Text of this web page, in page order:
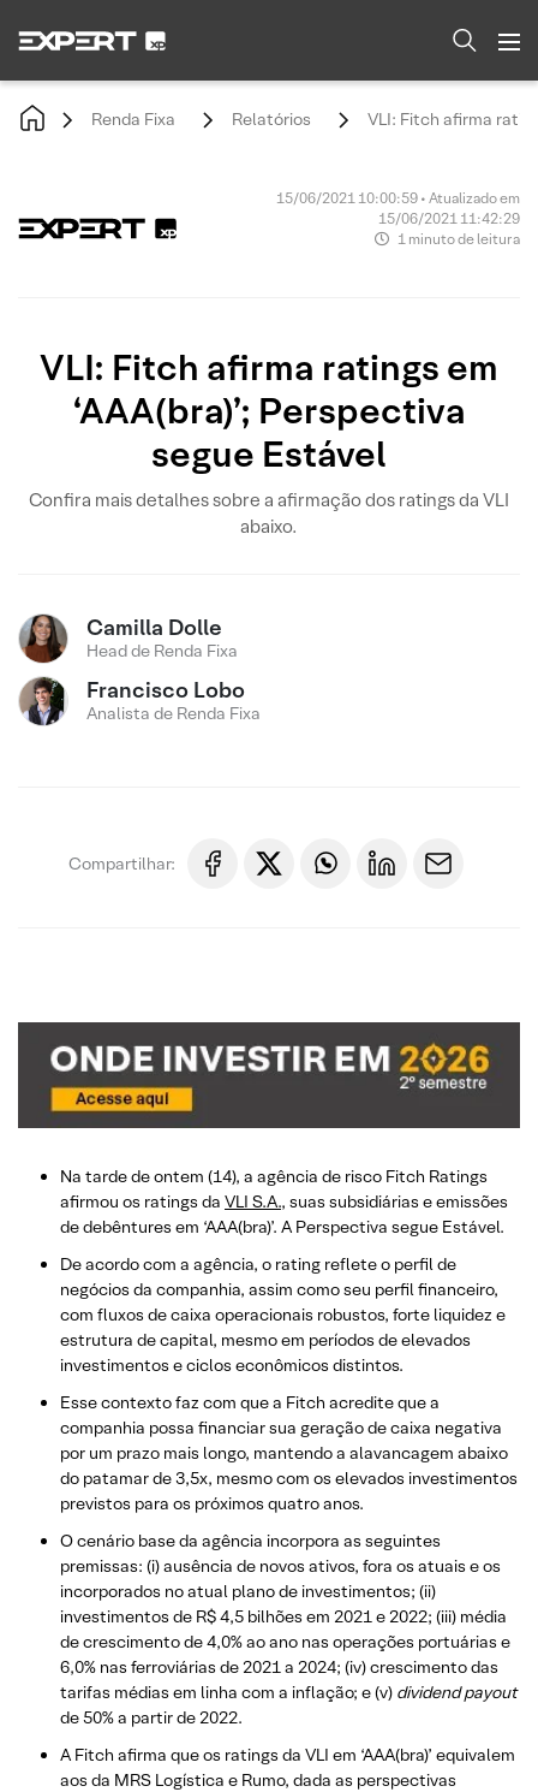
Renda Fixa Relatórios VLI: Fitch afirma
15/06/2021 10:00:59 • Atualizado em
15/06/2021 11:42:29
1 minuto de leitura
VLI: Fitch afirma ratings em
‘AAA(bra)’; Perspectiva
segue Estável
Confira mais detalhes sobre a afirmação dos ratings da VLI
abaixo.
Camilla Dolle
Head de Renda Fixa
Francisco Lobo
Analista de Renda Fixa
Compartilhar:
Na tarde de ontem (14), a agência de risco Fitch Ratings
afirmou os ratings da VLI S.A., suas subsidiárias e emissões
de debêntures em ‘AAA(bra)’. A Perspectiva segue Estável.
De acordo com a agência, o rating reflete o perfil de
negócios da companhia, assim como seu perfil financeiro,
com fluxos de caixa operacionais robustos, forte liquidez e
estrutura de capital, mesmo em períodos de elevados
investimentos e ciclos econômicos distintos.
Esse contexto faz com que a Fitch acredite que a
companhia possa financiar sua geração de caixa negativa
por um prazo mais longo, mantendo a alavancagem abaixo
do patamar de 3,5x, mesmo com os elevados investimentos
previstos para os próximos quatro anos.
O cenário base da agência incorpora as seguintes
premissas: (i) ausência de novos ativos, fora os atuais e os
incorporados no atual plano de investimentos; (ii)
investimentos de R$ 4,5 bilhões em 2021 e 2022; (iii) média
de crescimento de 4,0% ao ano nas operações portuárias e
6,0% nas ferroviárias de 2021 a 2024; (iv) crescimento das
tarifas médias em linha com a inflação; e (v) dividend payout
de 50% a partir de 2022.
A Fitch afirma que os ratings da VLI em ‘AAA(bra)’ equivalem
aos da MRS Logística e Rumo, dada as perspectivas